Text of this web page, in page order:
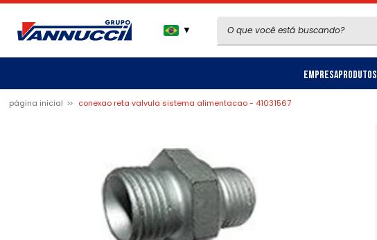
▼
EmpresaProdutos
página inicial conexao reta valvula sistema alimentacao - 41031567